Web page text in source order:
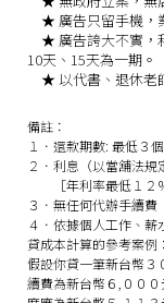
★ 廣告只留手機，
★ 廣告誇大不實，
10天、15天為一期。
★以代書、退休老
備註：
１．還款期數: 最低３
２．利息（以當舖法
［年利率最低１２％
３．無任何代辦手續費
４．依據個人工作、
貸成本計算的參考案例：
假設你貸一筆新台幣３
續費為新台幣６,００